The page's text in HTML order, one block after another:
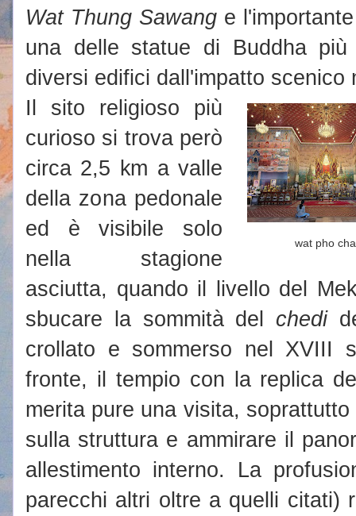
Wat Thung Sawang e
una delle statue di Buddha
diversi edifici dall'impatto scenico
wat pho
Il sito religioso più
curioso si trova però
circa 2,5 km a valle
della zona pedonale
ed è visibile solo
nella stagione
asciutta, quando il livello del
sbucare la sommità del chedi
crollato e sommerso nel XVIII
fronte, il tempio con la replica
merita pure una visita,
sulla struttura e ammirare il
allestimento interno. La
parecchi altri oltre a quelli citati)